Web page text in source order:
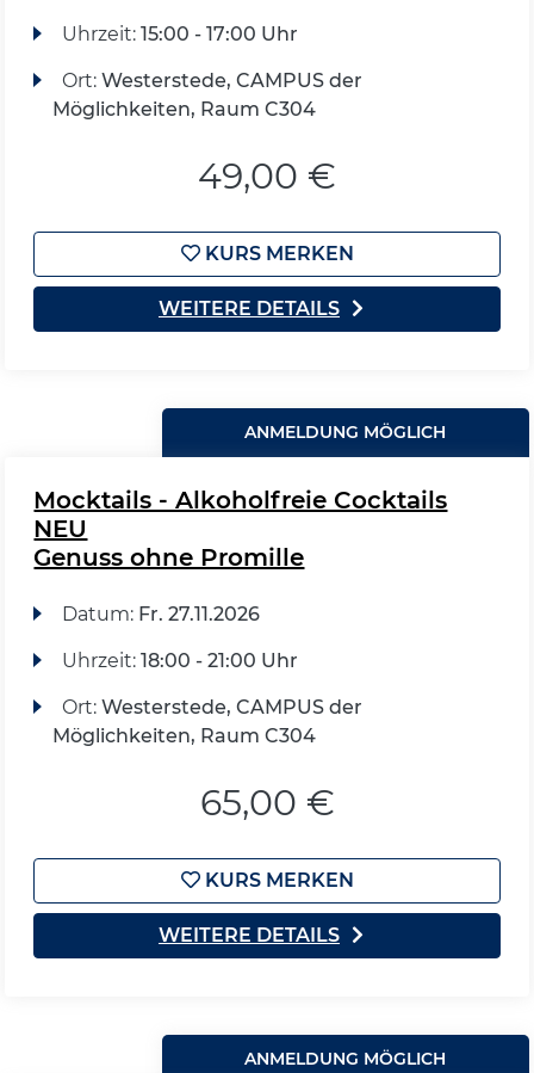
Uhrzeit: 15:00 - 17:00 Uhr
Ort: Westerstede, CAMPUS der
Möglichkeiten, Raum C304
49,00 €
KURS MERKEN
WEITERE DETAILS
ANMELDUNG MÖGLICH
Mocktails - Alkoholfreie Cocktails
NEU
Genuss ohne Promille
Datum: Fr. 27.11.2026
Uhrzeit: 18:00 - 21:00 Uhr
Ort: Westerstede, CAMPUS der
Möglichkeiten, Raum C304
65,00 €
KURS MERKEN
WEITERE DETAILS
ANMELDUNG MÖGLICH